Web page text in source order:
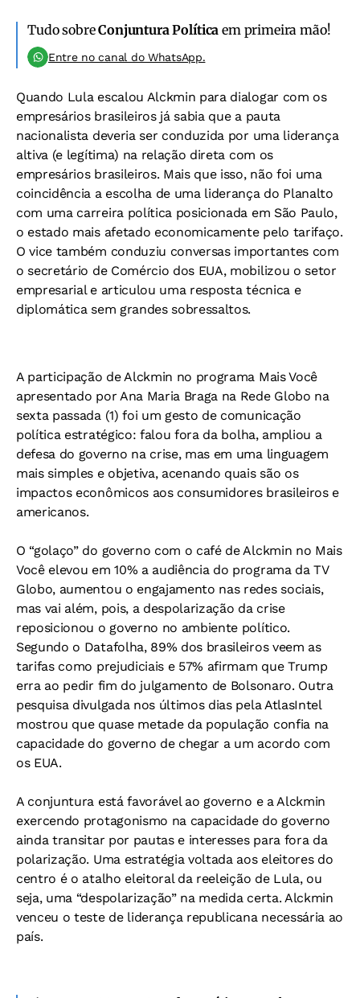
Tudo sobreConjuntura Política em primeira mão!
Entre no canal do WhatsApp.
Quando Lula escalou Alckmin para dialogar com os
empresários brasileiros já sabia que a pauta
nacionalista deveria ser conduzida por uma liderança
altiva (e legítima) na relação direta com os
empresários brasileiros. Mais que isso, não foi uma
coincidência a escolha de uma liderança do Planalto
com uma carreira política posicionada em São Paulo,
o estado mais afetado economicamente pelo tarifaço.
O vice também conduziu conversas importantes com
o secretário de Comércio dos EUA, mobilizou o setor
empresarial e articulou uma resposta técnica e
diplomática sem grandes sobressaltos.
A participação de Alckmin no programa Mais Você
apresentado por Ana Maria Braga na Rede Globo na
sexta passada (1) foi um gesto de comunicação
política estratégico: falou fora da bolha, ampliou a
defesa do governo na crise, mas em uma linguagem
mais simples e objetiva, acenando quais são os
impactos econômicos aos consumidores brasileiros e
americanos.
O “golaço” do governo com o café de Alckmin no Mais
Você elevou em 10% a audiência do programa da TV
Globo, aumentou o engajamento nas redes sociais,
mas vai além, pois, a despolarização da crise
reposicionou o governo no ambiente político.
Segundo o Datafolha, 89% dos brasileiros veem as
tarifas como prejudiciais e 57% afirmam que Trump
erra ao pedir fim do julgamento de Bolsonaro. Outra
pesquisa divulgada nos últimos dias pela AtlasIntel
mostrou que quase metade da população confia na
capacidade do governo de chegar a um acordo com
os EUA.
A conjuntura está favorável ao governo e a Alckmin
exercendo protagonismo na capacidade do governo
ainda transitar por pautas e interesses para fora da
polarização. Uma estratégia voltada aos eleitores do
centro é o atalho eleitoral da reeleição de Lula, ou
seja, uma “despolarização” na medida certa. Alckmin
venceu o teste de liderança republicana necessária ao
país.